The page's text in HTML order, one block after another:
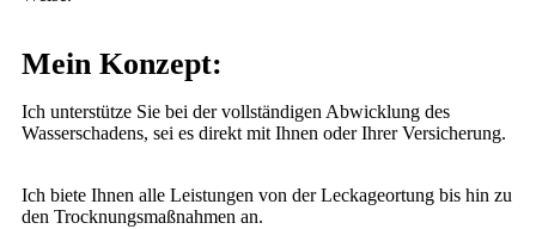
Mein Konzept:
Ich unterstütze Sie bei der vollständigen Abwicklung des
Wasserschadens, sei es direkt mit Ihnen oder Ihrer Versicherung.
Ich biete Ihnen alle Leistungen von der Leckageortung bis hin zu
den Trocknungsmaßnahmen an.